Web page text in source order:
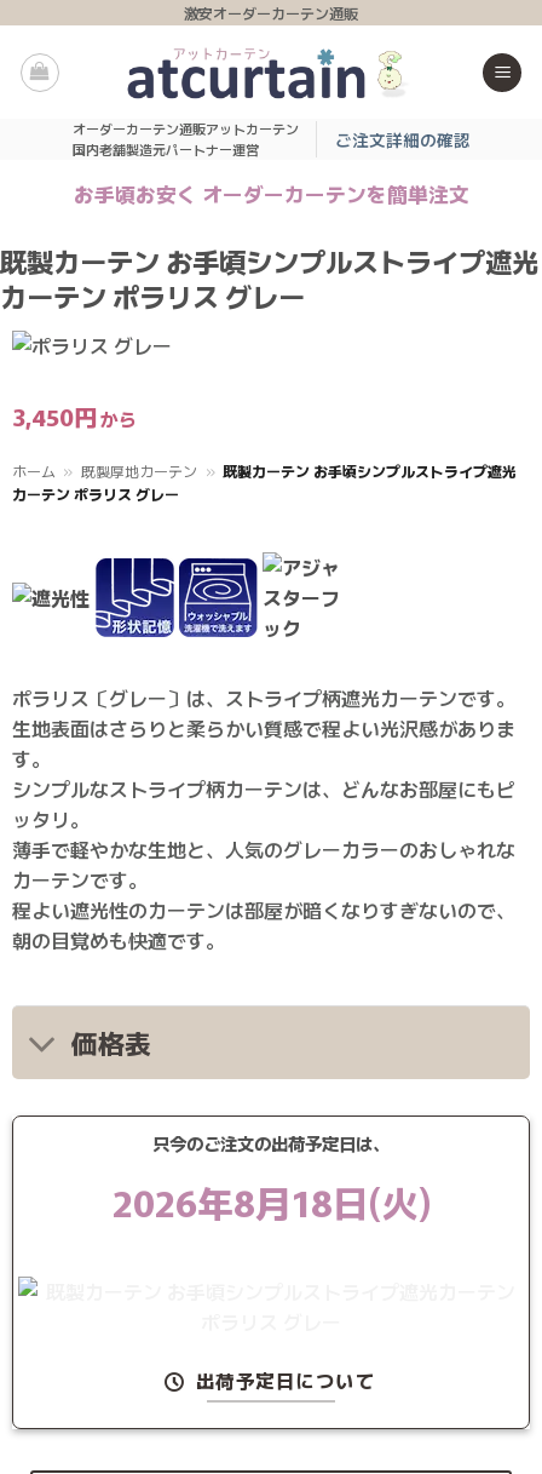
content
激安オーダーカーテン通販
オーダーカーテン通販アットカーテン
国内老舗製造元パートナー運営
ご注文詳細の確認
お手頃お安く オーダーカーテンを簡単注文
既製カーテン お手頃シンプルストライプ遮光
カーテン ポラリス グレー
3,450円
ホーム » 既製厚地カーテン » 既製カーテン お手頃シンプルストライプ遮光
カーテン ポラリス グレー
ポラリス〔グレー〕は、ストライプ柄遮光カーテンです。
生地表面はさらりと柔らかい質感で程よい光沢感がありま
す。
シンプルなストライプ柄カーテンは、どんなお部屋にもピ
ッタリ。
薄手で軽やかな生地と、人気のグレーカラーのおしゃれな
カーテンです。
程よい遮光性のカーテンは部屋が暗くなりすぎないので、
朝の目覚めも快適です。
価格表
只今のご注文の出荷予定日は、
2026年8月18日(火)
出荷予定日について